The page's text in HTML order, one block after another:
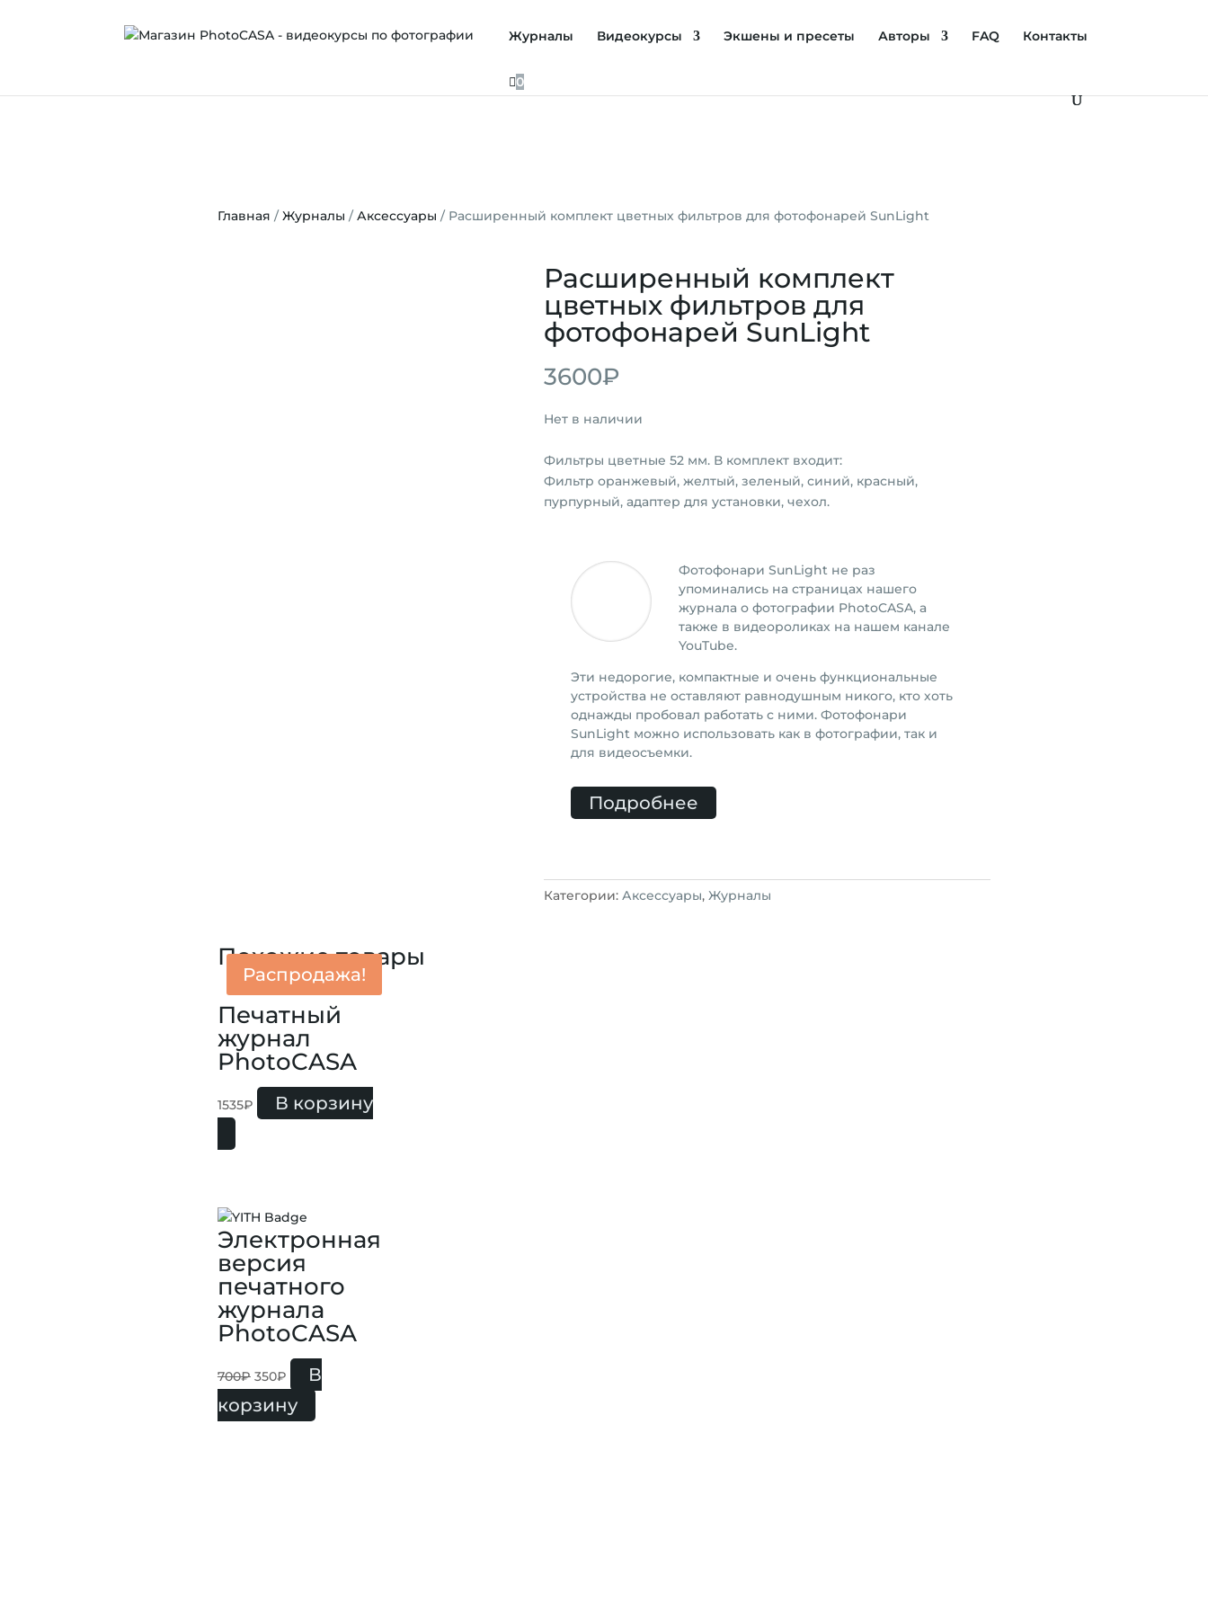
Журналы Видеокурсы Экшены и пресеты Авторы FAQ Контакты
0
Главная /Журналы /Аксессуары / Расширенный комплект цветных фильтров для фотофонарей SunLight
Расширенный комплект
цветных фильтров для
фотофонарей SunLight
3600₽
Нет в наличии
Фильтры цветные 52 мм. В комплект входит:
Фильтр оранжевый, желтый, зеленый, синий, красный,
пурпурный, адаптер для установки, чехол.
Фотофонари SunLight не раз
упоминались на страницах нашего
журнала о фотографии PhotoCASA, а
также в видеороликах на нашем канале
YouTube.
Эти недорогие, компактные и очень функциональные
устройства не оставляют равнодушным никого, кто хоть
однажды пробовал работать с ними. Фотофонари
SunLight можно использовать как в фотографии, так и
для видеосъемки.
Подробнее
Категории: Аксессуары, Журналы
Похожие товары
Печатный
журнал
PhotoCASA
1535₽ В корзину
Распродажа!
Электронная
версия
печатного
журнала
PhotoCASA
700₽ 350₽
В
корзину